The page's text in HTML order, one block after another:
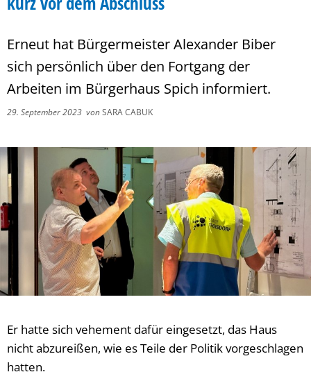
Erneut hat Bürgermeister Alexander Biber
sich persönlich über den Fortgang der
Arbeiten im Bürgerhaus Spich informiert.
29. September 2023 vonSARA CABUK
Er hatte sich vehement dafür eingesetzt, das Haus
nicht abzureißen, wie es Teile der Politik vorgeschlagen
hatten.